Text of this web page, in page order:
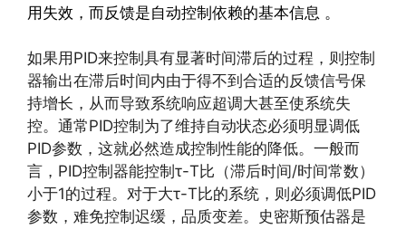
用失效，而反馈是自动控制依赖的基本信息 。
如果用PID来控制具有显著时间滞后的过程，则控制
器输出在滞后时间内由于得不到合适的反馈信号保
持增长，从而导致系统响应超调大甚至使系统失
控。通常PID控制为了维持自动状态必须明显调低
PID参数，这就必然造成控制性能的降低。一般而
言，PID控制器能控制τ-T比（滞后时间/时间常数）
小于1的过程。对于大τ-T比的系统，则必须调低PID
参数，难免控制迟缓，品质变差。史密斯预估器是